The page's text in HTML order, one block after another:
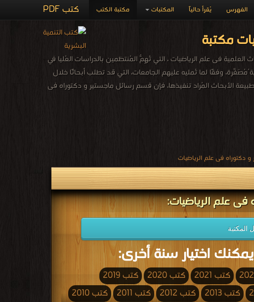
كتب PDF مكتبة الكتب المكتبات يُقرأ حالياً الفهرس
مكتبة
فى علم الرياضيات ، التي تُهِمُّ المُنتظمين بالدراسات العُليا في
وفقًا لما تُمليه عليهم الجامعات، التي قد تطلب أبحاثًا خلال
الأبحاث المُراد تنفيذها، فإن قسم رسائل ماجستير و دكتوراه فى
دكتوراه فى علم الرياضيات
علم الرياضيات:
اختيار سنة أخرى:
كتب 2021 كتب 2020
كتب 2019
كتب 2013 كتب 2012 كتب 2011
كتب 2010